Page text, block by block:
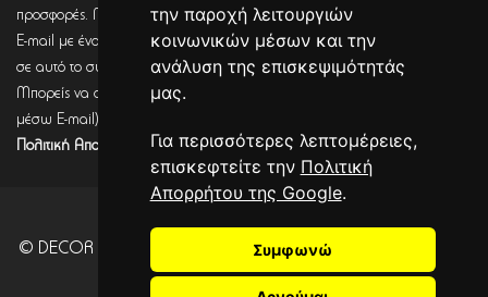
την παροχή λειτουργιών
κοινωνικών μέσων και την
ανάλυση της επισκεψιμότητάς
μας.
Για περισσότερες λεπτομέρειες,
επισκεφτείτε την Πολιτική
Απορρήτου της Google.
Συμφωνώ
προσφορές. Μετά από έλεγχο από την DECORSEASONS θα λάβεις ένα
E-mail με ένα link επιβεβαίωσης (Double opt-in). Μόνο μετά από κλικ
σε αυτό το σύνδεσμο, η εγγραφή θα έχει ολοκληρωθεί.
Μπορείς να αποσύρεις τη συναίνεση (για να λαμβάνεις πληροφορίες
μέσω E-mail) οποιαδήποτε στιγμή σύμφωνα με όσα καθορίζονται στην
Πολιτική Απορρήτου.
© DECOR SEASONS - Development - Powered by
I.S.. CITYCART 2026